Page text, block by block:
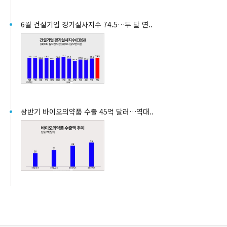
6월 건설기업 경기실사지수 74.5…두 달 연..
상반기 바이오의약품 수출 45억 달러…역대..